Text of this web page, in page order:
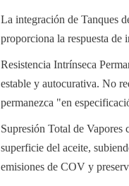
La integración de Tanques
proporciona la respuesta de
Resistencia Intrínseca
estable y autocurativa. No
permanezca "en
Supresión Total de Vapores
superficie del aceite,
emisiones de COV y